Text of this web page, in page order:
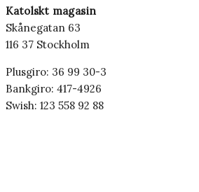
Katolskt magasin
Skånegatan 63
116 37 Stockholm
Plusgiro: 36 99 30-3
Bankgiro: 417-4926
Swish: 123 558 92 88